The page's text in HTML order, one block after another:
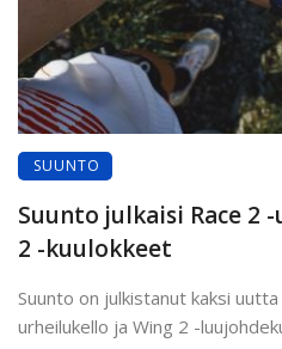
SUUNTO
Suunto julkaisi Race 2
2 -kuulokkeet
Suunto on julkistanut kaksi
urheilukello ja Wing 2 -